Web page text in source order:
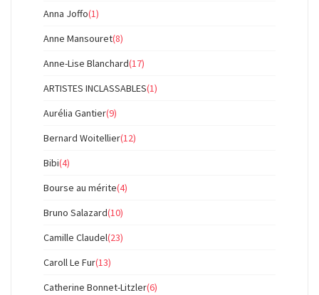
Anna Joffo(1)
Anne Mansouret(8)
Anne-Lise Blanchard(17)
ARTISTES INCLASSABLES(1)
Aurélia Gantier(9)
Bernard Woitellier(12)
Bibi(4)
Bourse au mérite(4)
Bruno Salazard(10)
Camille Claudel(23)
Caroll Le Fur(13)
Catherine Bonnet-Litzler(6)